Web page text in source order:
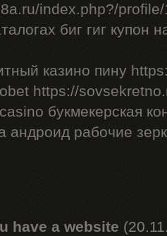
index.php?/
биг гиг купон
казино пину
https://
букмекерская
андроид рабочие
have a website